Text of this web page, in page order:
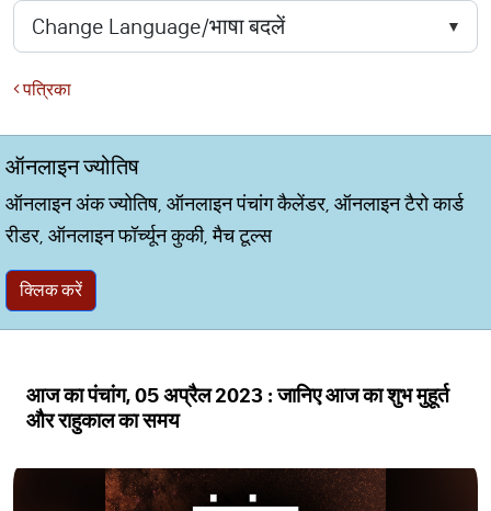
पत्रिका
ऑनलाइन ज्योतिष
ऑनलाइन अंक ज्योतिष, ऑनलाइन पंचांग कैलेंडर, ऑनलाइन टैरो कार्ड
रीडर, ऑनलाइन फॉर्च्यून कुकी, मैच टूल्स
क्लिक करें
आज का पंचांग, 05 अप्रैल 2023 : जानिए आज का शुभ मुहूर्त
और राहुकाल का समय